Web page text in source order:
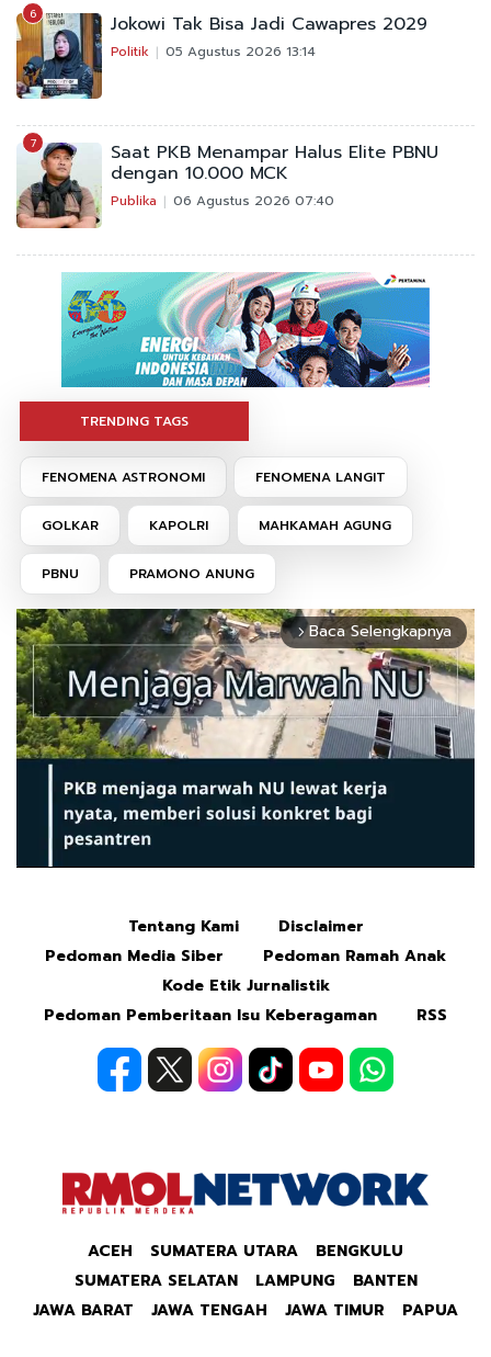
6 Jokowi Tak Bisa Jadi Cawapres 2029
Politik 05 Agustus 2026 13:14
7 Saat PKB Menampar Halus Elite PBNU
dengan 10.000 MCK
Publika 06 Agustus 2026 07:40
TRENDING TAGS
FENOMENA ASTRONOMI FENOMENA LANGIT
GOLKAR KAPOLRI MAHKAMAH AGUNG
PBNU PRAMONO ANUNG
arrow_forward_ios Baca Selengkapnya
Tentang Kami
Disclaimer
Pedoman Media Siber
Pedoman Ramah Anak
Kode Etik Jurnalistik
Pedoman Pemberitaan Isu Keberagaman
RSS
ACEH SUMATERA UTARA
BENGKULU
SUMATERA SELATAN
LAMPUNG
BANTEN
JAWA BARAT
JAWA TENGAH JAWA TIMUR PAPUA